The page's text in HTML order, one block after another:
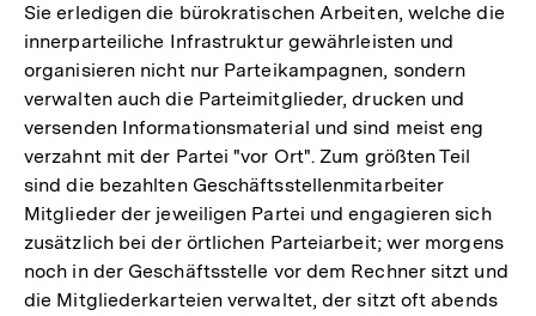
Sie erledigen die bürokratischen Arbeiten, welche die
innerparteiliche Infrastruktur gewährleisten und
organisieren nicht nur Parteikampagnen, sondern
verwalten auch die Parteimitglieder, drucken und
versenden Informationsmaterial und sind meist eng
verzahnt mit der Partei "vor Ort". Zum größten Teil
sind die bezahlten Geschäftsstellenmitarbeiter
Mitglieder der jeweiligen Partei und engagieren sich
zusätzlich bei der örtlichen Parteiarbeit; wer morgens
noch in der Geschäftsstelle vor dem Rechner sitzt und
die Mitgliederkarteien verwaltet, der sitzt oft abends